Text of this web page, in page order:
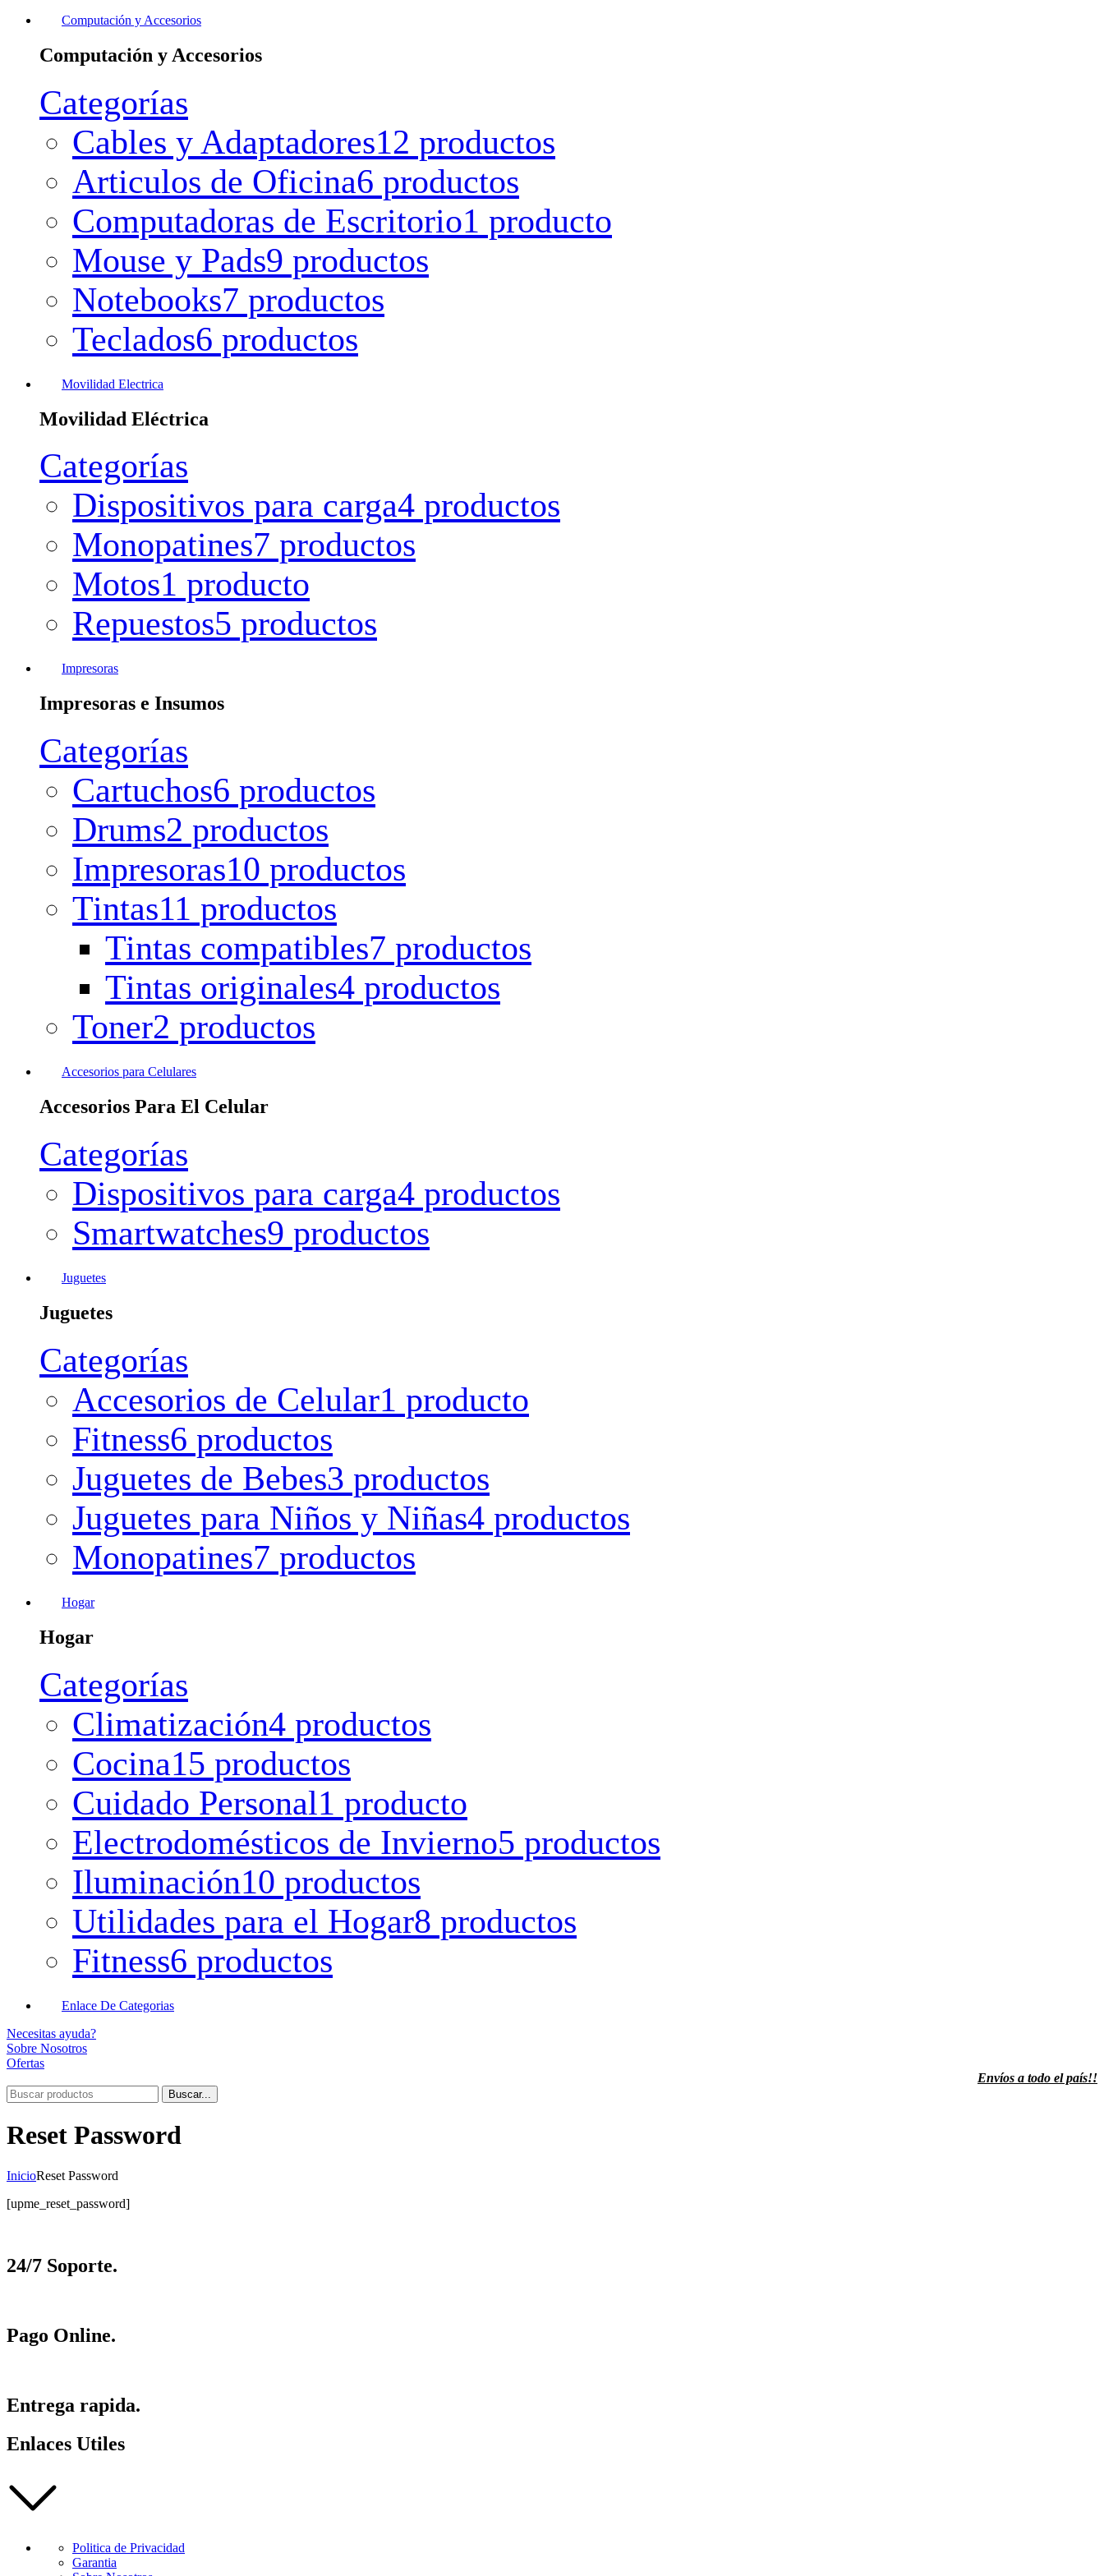
Computación y Accesorios
Computación y Accesorios
Categorías
Cables y Adaptadores12 productos
Articulos de Oficina6 productos
Computadoras de Escritorio1 producto
Mouse y Pads9 productos
Notebooks7 productos
Teclados6 productos
Movilidad Electrica
Movilidad Eléctrica
Categorías
Dispositivos para carga4 productos
Monopatines7 productos
Motos1 producto
Repuestos5 productos
Impresoras
Impresoras e Insumos
Categorías
Cartuchos6 productos
Drums2 productos
Impresoras10 productos
Tintas11 productos
Tintas compatibles7 productos
Tintas originales4 productos
Toner2 productos
Accesorios para Celulares
Accesorios Para El Celular
Categorías
Dispositivos para carga4 productos
Smartwatches9 productos
Juguetes
Juguetes
Categorías
Accesorios de Celular1 producto
Fitness6 productos
Juguetes de Bebes3 productos
Juguetes para Niños y Niñas4 productos
Monopatines7 productos
Hogar
Hogar
Categorías
Climatización4 productos
Cocina15 productos
Cuidado Personal1 producto
Electrodomésticos de Invierno5 productos
Iluminación10 productos
Utilidades para el Hogar8 productos
Fitness6 productos
Enlace De Categorias
Necesitas ayuda?
Sobre Nosotros
Ofertas
Envíos a todo el país!!
Buscar...
Reset Password
InicioReset Password
[upme_reset_password]
24/7 Soporte.
Pago Online.
Entrega rapida.
Enlaces Utiles
Politica de Privacidad
Garantia